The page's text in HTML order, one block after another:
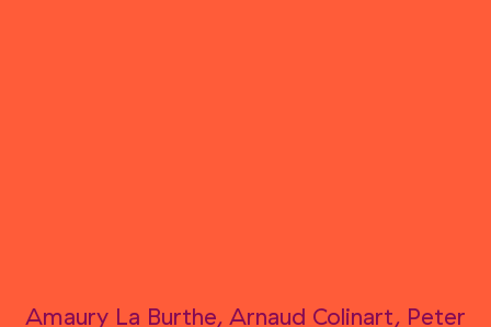
Amaury La Burthe, Arnaud Colinart, Peter